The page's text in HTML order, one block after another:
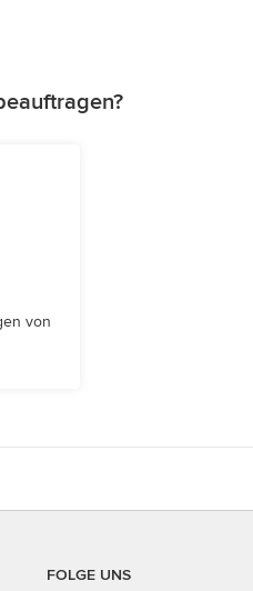
von
FOLGE UNS